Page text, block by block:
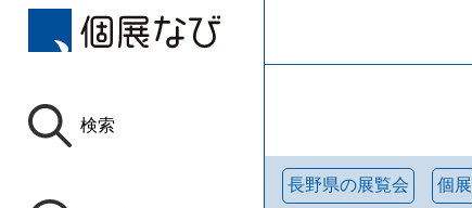
検索
長野県の展覧会 個展